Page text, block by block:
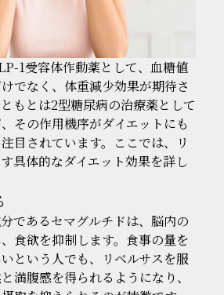
1受容体作動薬として、血糖値
でなく、体重減少効果が期待さ
もとは2型糖尿病の治療薬として
その作用機序がダイエットにも
目されています。ここでは、リ
具体的なダイエット効果を詳し
であるセマグルチドは、脳内の
食欲を抑制します。食事の量を
という人でも、リベルサスを服
満腹感を得られるようになり、